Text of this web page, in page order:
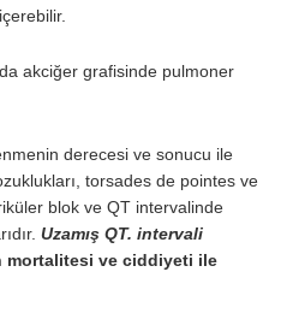
akciğer grafisinde pulmoner
derecesi ve sonucu ile
torsades de pointes ve
blok ve QT intervalinde
Uzamış QT. intervali
mortalitesi ve ciddiyeti ile